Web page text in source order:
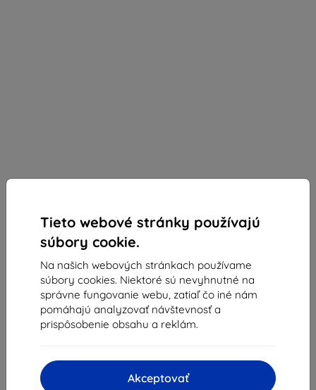
Tieto webové stránky používajú
súbory cookie.
Na našich webových stránkach používame
súbory cookies. Niektoré sú nevyhnutné na
správne fungovanie webu, zatiaľ čo iné nám
pomáhajú analyzovať návštevnosť a
prispôsobenie obsahu a reklám.
Akceptovať
Ochranné sklo PanzerGlass E2E Privacy iPhone
13/13 Pro 6,1" Case Friendly Microfracture
AntiBacterial black ProP2745 (ProP2745)
Vhodné pre: Apple iPhone 13 Apple iPhone 13 Pro
36,80 €